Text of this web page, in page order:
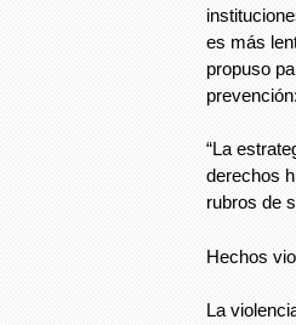
es más
propuso
prevención:
“La
derechos
rubros de
Hechos
La